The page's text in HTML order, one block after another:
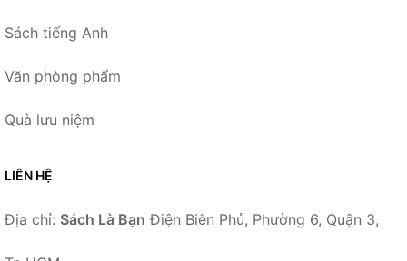
Sách tiếng Anh
Văn phòng phẩm
Quà lưu niệm
LIÊN HỆ
Địa chỉ: Sách Là Bạn Điện Biên Phủ, Phường 6, Quận 3,